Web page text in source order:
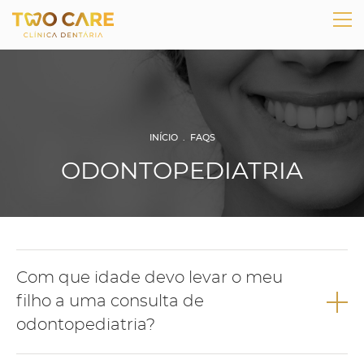
INÍCIO. FAQS
ODONTOPEDIATRIA
Com que idade devo levar o meu
filho a uma consulta de
odontopediatria?